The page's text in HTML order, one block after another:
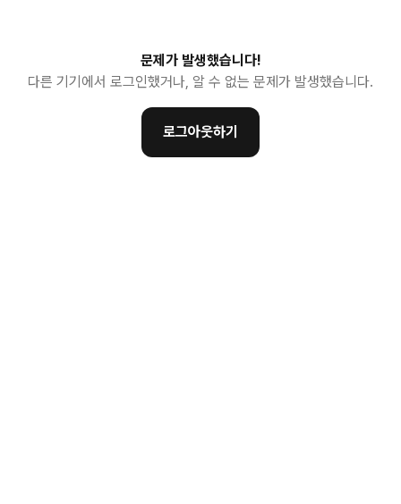
문제가 발생했습니다!
다른 기기에서 로그인했거나, 알 수 없는 문제가 발생했습니다.
로그아웃하기